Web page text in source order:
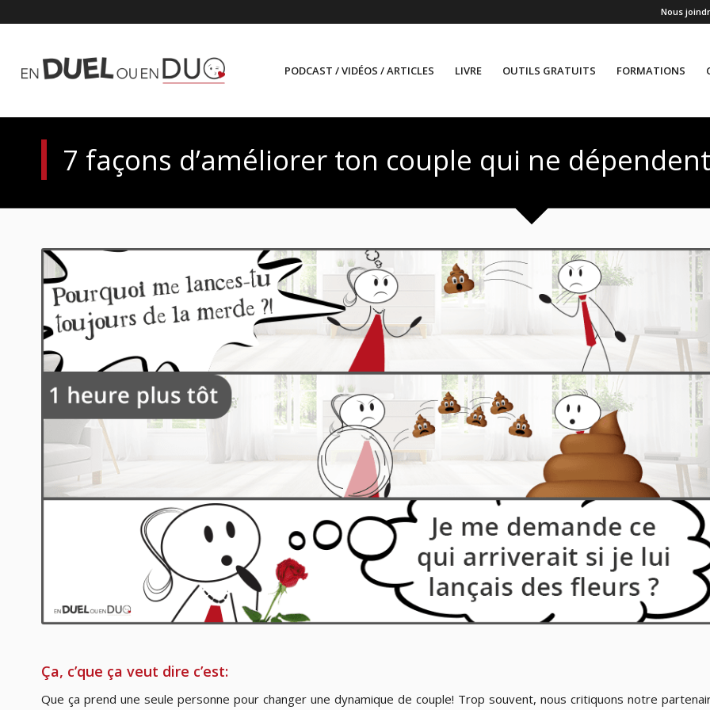
Nous
PODCAST / VIDÉOS / ARTICLES LIVRE OUTILS GRATUITS FORMATIONS
7 façons d’améliorer ton couple qui ne
Ça, c’que ça veut dire c’est:
Que ça prend une seule personne pour changer une dynamique de couple! Trop souvent, nous critiquons notre